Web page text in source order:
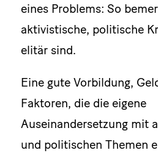
eines Problems: So
aktivistische, politische
elitär sind.
Eine gute Vorbildung,
Faktoren, die die eigene
Auseinandersetzung mit
und politischen Themen